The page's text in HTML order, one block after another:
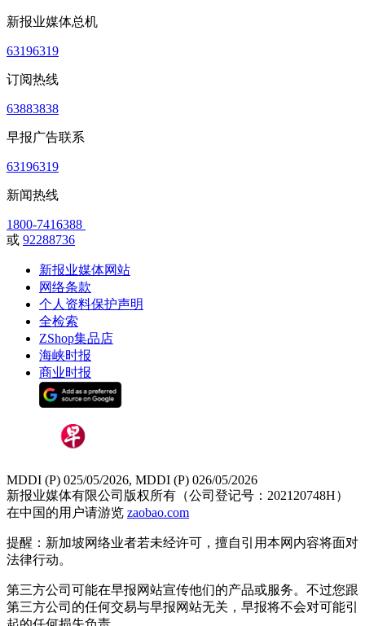
新报业媒体总机
63196319
订阅热线
63883838
早报广告联系
63196319
新闻热线
1800-7416388
或 92288736
新报业媒体网站
网络条款
个人资料保护声明
全检索
ZShop集品店
海峡时报
商业时报
MDDI (P) 025/05/2026, MDDI (P) 026/05/2026
新报业媒体有限公司版权所有（公司登记号：202120748H）
在中国的用户请游览 zaobao.com
提醒：新加坡网络业者若未经许可，擅自引用本网内容将面对
法律行动。
第三方公司可能在早报网站宣传他们的产品或服务。不过您跟
第三方公司的任何交易与早报网站无关，早报将不会对可能引